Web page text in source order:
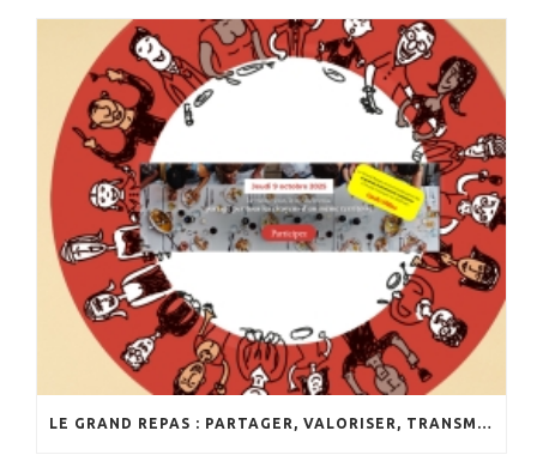
LE GRAND REPAS : PARTAGER, VALORISER, TRANSMETTRE